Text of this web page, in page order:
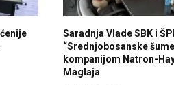
Saradnja Vlade SBK i
“Srednjobosanske
kompanijom Natron-
Maglaja